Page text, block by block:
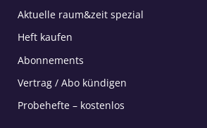
Aktuelle raum&zeit spezial
Heft kaufen
Abonnements
Vertrag / Abo kündigen
Probehefte – kostenlos